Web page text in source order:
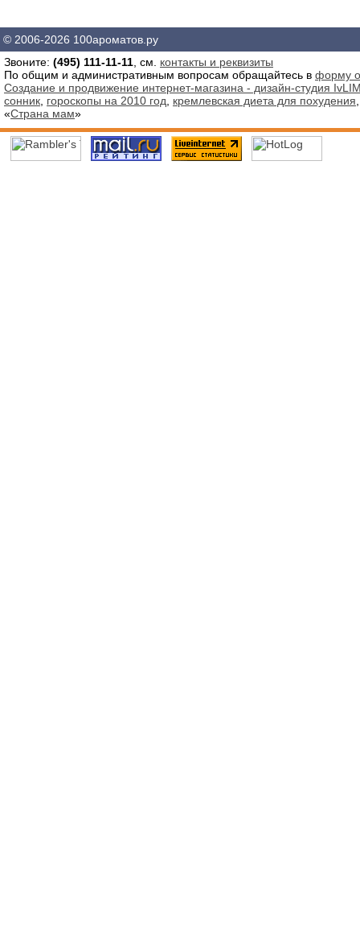
© 2006-2026 100ароматов.ру
Звоните: (495) 111-11-11 , см. контакты и реквизиты
По общим и административным вопросам обращайтесь в форму
Создание и продвижение интернет-магазина - дизайн-студия
сонник гороскопы на 2010 год кремлевская диета для похудения
«Страна мам»